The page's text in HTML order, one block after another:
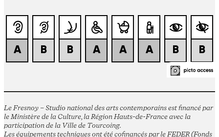
Le Fresnoy – Studio national des arts contemporains est financé par
le Ministère de la Culture, la Région Hauts-de-France avec la
participation de la Ville de Tourcoing.
Les équipements techniques ont été cofinancés par le FEDER (Fonds